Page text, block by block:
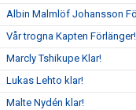
Albin Malmlöf Johansson
Vår trogna Kapten
Marcly Tshikupe Klar!
Lukas Lehto klar!
Malte Nydén klar!